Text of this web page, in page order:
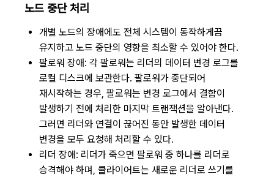
노드 중단 처리
개별 노드의 장애에도 전체 시스템이 동작하게끔
유지하고 노드 중단의 영향을 최소할 수 있어야 한다.
팔로워 장애: 각 팔로워는 리더의 데이터 변경 로그를
로컬 디스크에 보관한다. 팔로워가 중단되어
재시작하는 경우, 팔로워는 변경 로그에서 결함이
발생하기 전에 처리한 마지막 트랜잭션을 알아낸다.
그러면 리더와 연결이 끊어진 동안 발생한 데이터
변경을 모두 요청해 처리할 수 있다.
리더 장애: 리더가 죽으면 팔로워 중 하나를 리더로
승격해야 하며, 클라이어트는 새로운 리더로 쓰기를